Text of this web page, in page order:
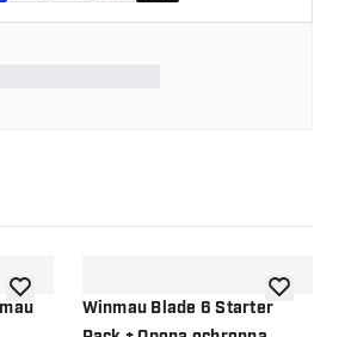
dodaj do listy życzeńWinmau Blade 6 Starterdodaj do